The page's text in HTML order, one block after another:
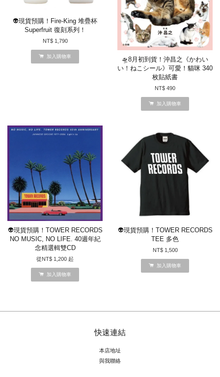
👽現貨預購！Fire-King 堆疊杯
Superfruit 復刻系列！
NT$ 1,790
加入購物車
🛸8月初到貨！沖昌之《かわい
い！ねこシール》可愛！貓咪 340
枚貼紙書
NT$ 490
加入購物車
👽現貨預購！TOWER RECORDS
NO MUSIC, NO LIFE. 40週年紀
念精選輯雙CD
從NT$ 1,200 起
加入購物車
👽現貨預購！TOWER RECORDS
TEE 多色
NT$ 1,500
加入購物車
快速連結
本店地址
與我聯絡